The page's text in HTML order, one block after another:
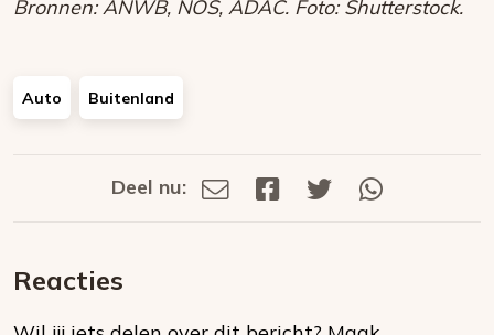
Bronnen: ANWB, NOS, ADAC. Foto: Shutterstock.
Auto Buitenland
Deel
Deel nu:
Deel
Deel
Deel
Reacties